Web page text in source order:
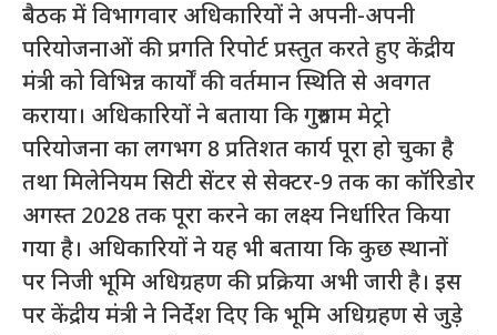
बैठक में विभागवार अधिकारियों ने अपनी-अपनी
परियोजनाओं की प्रगति रिपोर्ट प्रस्तुत करते हुए केंद्रीय
मंत्री को विभिन्न कार्यों की वर्तमान स्थिति से अवगत
कराया। अधिकारियों ने बताया कि गुरुग्राम मेट्रो
परियोजना का लगभग 8 प्रतिशत कार्य पूरा हो चुका है
तथा मिलेनियम सिटी सेंटर से सेक्टर-9 तक का कॉरिडोर
अगस्त 2028 तक पूरा करने का लक्ष्य निर्धारित किया
गया है। अधिकारियों ने यह भी बताया कि कुछ स्थानों
पर निजी भूमि अधिग्रहण की प्रक्रिया अभी जारी है। इस
पर केंद्रीय मंत्री ने निर्देश दिए कि भूमि अधिग्रहण से जुड़े